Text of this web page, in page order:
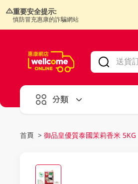
重要安全提示:
慎防冒充惠康的詐騙網站
分類
首頁 > 御品皇優質泰國茉莉香米 5KG